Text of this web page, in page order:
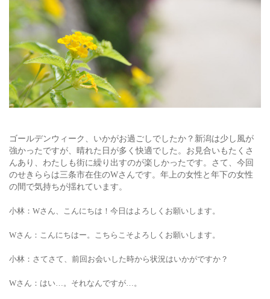
ゴールデンウィーク、いかがお過ごしでしたか？新潟は少し風が
強かったですが、晴れた日が多く快適でした。お見合いもたくさ
んあり、わたしも街に繰り出すのが楽しかったです。さて、今回
のせきららは三条市在住のWさんです。年上の女性と年下の女性
の間で気持ちが揺れています。
小林：Wさん、こんにちは！今日はよろしくお願いします。
Wさん ：こんにちはー。こちらこそよろしくお願いします。
小林：さてさて、前回お会いした時から状況はいかがですか？
Wさん：はい…。それなんですが…。